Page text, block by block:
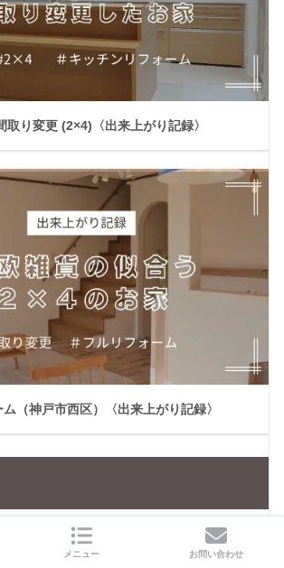
取り変更 (2×4)〈出来上がり記録〉
（神戸市西区）〈出来上がり記録〉
メニュー お問い合わせ